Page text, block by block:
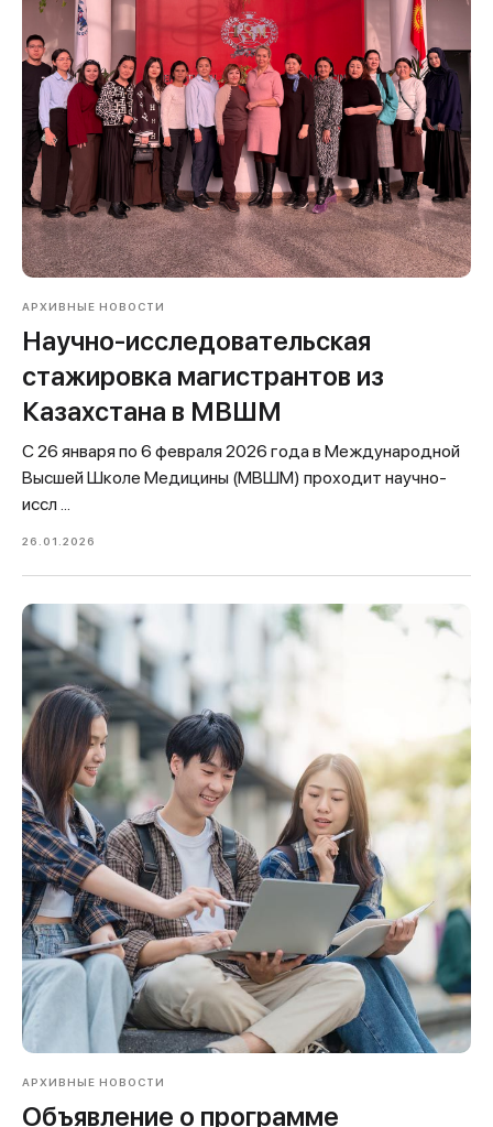
АРХИВНЫЕ НОВОСТИ
Научно-исследовательская
стажировка магистрантов из
Казахстана в МВШМ
С 26 января по 6 февраля 2026 года в Международной
Высшей Школе Медицины (МВШМ) проходит научно-
иссл ...
26.01.2026
АРХИВНЫЕ НОВОСТИ
Объявление о программе